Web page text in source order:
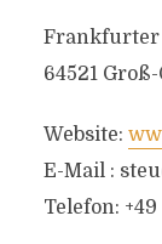
Frankfurter
64521
Website:
E-Mail :
Telefon: